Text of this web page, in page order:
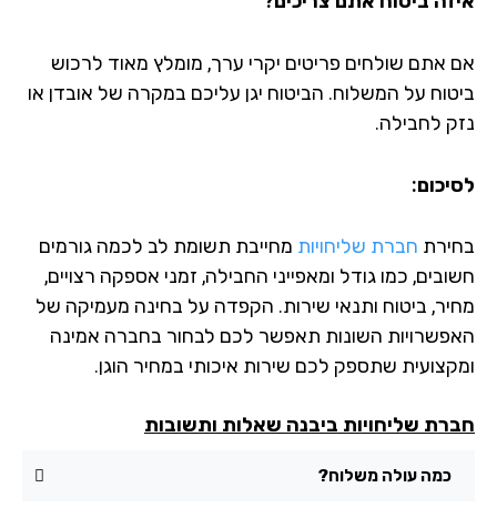
אתם שולחים פריטים יקרי ערך, מומלץ מאוד לרכוש
על המשלוח. הביטוח יגן עליכם במקרה של אובדן או
לחבילה.
חברת שליחויותמחייבת תשומת לב לכמה גורמים
כמו גודל ומאפייני החבילה, זמני אספקה רצויים,
ביטוח ותנאי שירות. הקפדה על בחינה מעמיקה של
השונות תאפשר לכם לבחור בחברה אמינה
שתספק לכם שירות איכותי במחיר הוגן.
שליחויות ביבנה שאלות ותשובות
כמה עולה משלוח?